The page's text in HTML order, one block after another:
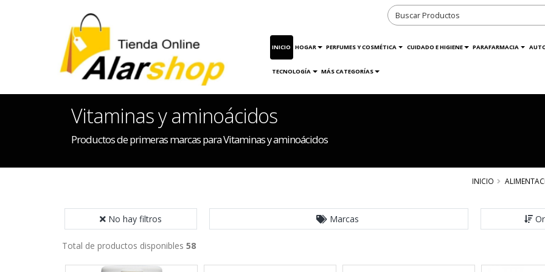
INICIO HOGAR PERFUMES Y COSMÉTICA CUIDADO E HIGIENE PARAFARMACIA
TECNOLOGÍA MÁS CATEGORÍAS
Vitaminas y aminoácidos
Productos de primeras marcas para Vitaminas y aminoácidos
INICIO
No hay filtros Marcas
Total de productos disponibles 58